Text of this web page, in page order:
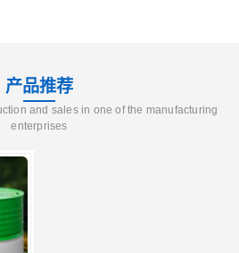
产品推荐
and sales in one of the manufacturing
enterprises